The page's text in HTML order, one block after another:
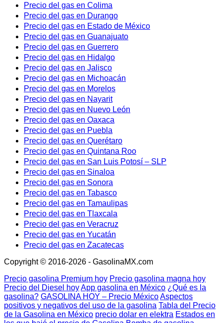
Precio del gas en Colima
Precio del gas en Durango
Precio del gas en Estado de México
Precio del gas en Guanajuato
Precio del gas en Guerrero
Precio del gas en Hidalgo
Precio del gas en Jalisco
Precio del gas en Michoacán
Precio del gas en Morelos
Precio del gas en Nayarit
Precio del gas en Nuevo León
Precio del gas en Oaxaca
Precio del gas en Puebla
Precio del gas en Querétaro
Precio del gas en Quintana Roo
Precio del gas en San Luis Potosí – SLP
Precio del gas en Sinaloa
Precio del gas en Sonora
Precio del gas en Tabasco
Precio del gas en Tamaulipas
Precio del gas en Tlaxcala
Precio del gas en Veracruz
Precio del gas en Yucatán
Precio del gas en Zacatecas
Copyright © 2016-2026 - GasolinaMX.com
Precio gasolina Premium hoy Precio gasolina magna hoy
Precio del Diesel hoyApp gasolina en México ¿Qué es la
gasolina? GASOLINA HOY – Precio MéxicoAspectos
positivos y negativos del uso de la gasolina Tabla del Precio
de la Gasolina en México precio dolar en elektra Estados en